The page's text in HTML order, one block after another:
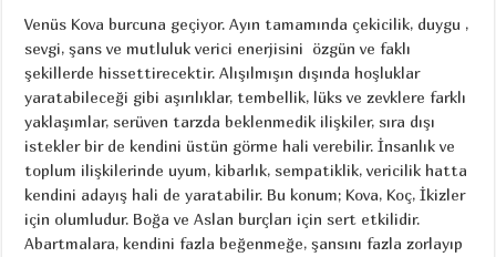
Venüs Kova burcuna geçiyor. Ayın tamamında çekicilik, duygu ,
sevgi, şans ve mutluluk verici enerjisini özgün ve faklı
şekillerde hissettirecektir. Alışılmışın dışında hoşluklar
yaratabileceği gibi aşırılıklar, tembellik, lüks ve zevklere farklı
yaklaşımlar, serüven tarzda beklenmedik ilişkiler, sıra dışı
istekler bir de kendini üstün görme hali verebilir. İnsanlık ve
toplum ilişkilerinde uyum, kibarlık, sempatiklik, vericilik hatta
kendini adayış hali de yaratabilir. Bu konum; Kova, Koç, İkizler
için olumludur. Boğa ve Aslan burçları için sert etkilidir.
Abartmalara, kendini fazla beğenmeğe, şansını fazla zorlayıp